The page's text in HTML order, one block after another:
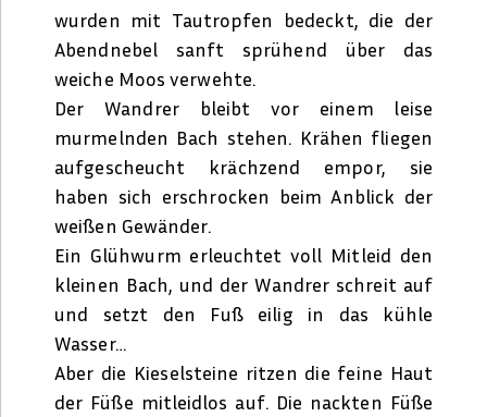
wurden mit Tautropfen bedeckt, die der
Abendnebel sanft sprühend über das
weiche Moos verwehte.
Der Wandrer bleibt vor einem leise
murmelnden Bach stehen. Krähen fliegen
aufgescheucht krächzend empor, sie
haben sich erschrocken beim Anblick der
weißen Gewänder.
Ein Glühwurm erleuchtet voll Mitleid den
kleinen Bach, und der Wandrer schreit auf
und setzt den Fuß eilig in das kühle
Wasser…
Aber die Kieselsteine ritzen die feine Haut
der Füße mitleidlos auf. Die nackten Füße